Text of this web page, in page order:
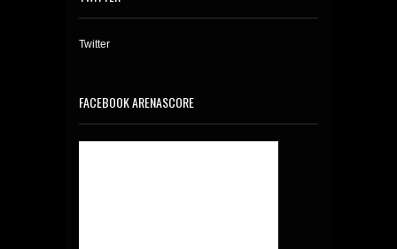
Twitter
FACEBOOK ARENASCORE